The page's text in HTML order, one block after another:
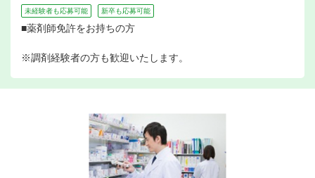
未経験者も応募可能 新卒も応募可能
■薬剤師免許をお持ちの方
※調剤経験者の方も歓迎いたします。